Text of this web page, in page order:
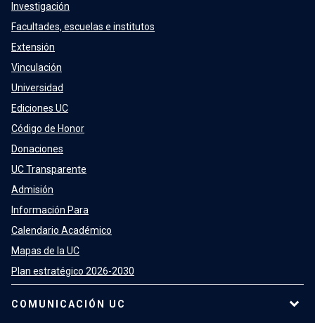
Investigación
Facultades, escuelas e institutos
Extensión
Vinculación
Universidad
Ediciones UC
Código de Honor
Donaciones
UC Transparente
Admisión
Información Para
Calendario Académico
Mapas de la UC
Plan estratégico 2026-2030
COMUNICACIÓN UC